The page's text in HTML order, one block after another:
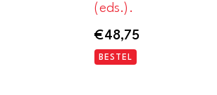
(eds.).
€48,75
BESTEL